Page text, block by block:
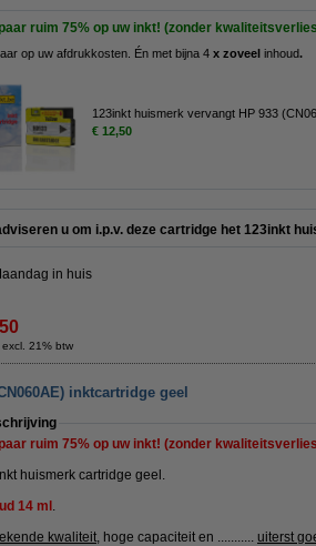
ruim 75% op uw inkt! (zonder
op uw afdrukkosten. Én met bijna 4 x zoveel inhoud.
123inkt huismerk vervangt HP 933
€ 12,50
u om i.p.v. deze cartridge het 123inkt
in huis
21% btw
inktcartridge geel
ruim 75% op uw inkt! (zonder
huismerk cartridge geel.
14 ml .
kwaliteit, hoge capaciteit en ........... uiterst